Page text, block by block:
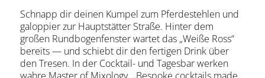
Schnapp dir deinen Kumpel zum Pferdestehlen und
galoppier zur Hauptstätter Straße. Hinter dem
großen Rundbogenfenster wartet das „Weiße Ross“
bereits — und schiebt dir den fertigen Drink über
den Tresen. In der Cocktail- und Tagesbar werken